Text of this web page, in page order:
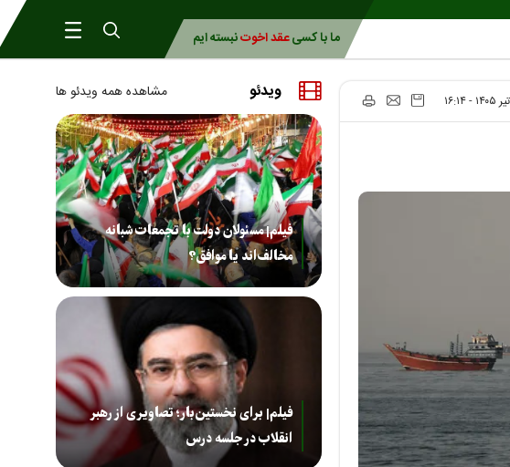
ما با کسیعقد اخوتنبسته ایم
ویدئو مشاهده همه ویدئو ها
فیلم| مسئولان دولت با تجمعات شبانه
مخالف‌اند یا موافق؟
فیلم| برای نخستین‌بار؛ تصاویری از رهبر
انقلاب در جلسه درس